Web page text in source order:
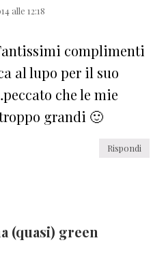
alle 12:18
complimenti
al lupo per il suo
che le mie
grandi 🙂
Rispondi
(quasi) green